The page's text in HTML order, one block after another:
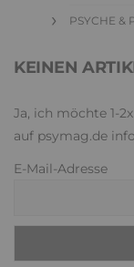
PSYCHE &
KEINEN
Ja, ich möchte 1-
auf psymag.de
E-Mail-Adresse